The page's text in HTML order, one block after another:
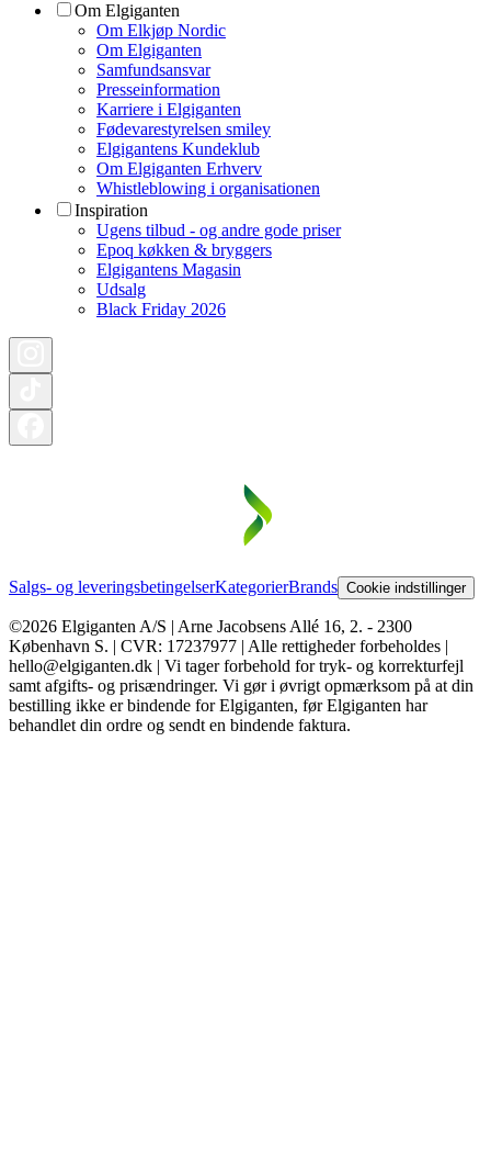
Om Elgiganten
Om Elkjøp Nordic
Om Elgiganten
Samfundsansvar
Presseinformation
Karriere i Elgiganten
Fødevarestyrelsen smiley
Elgigantens Kundeklub
Om Elgiganten Erhverv
Whistleblowing i organisationen
Inspiration
Ugens tilbud - og andre gode priser
Epoq køkken & bryggers
Elgigantens Magasin
Udsalg
Black Friday 2026
Salgs- og leveringsbetingelserKategorierBrands Cookie indstillinger
©2026 Elgiganten A/S | Arne Jacobsens Allé 16, 2. - 2300
København S. | CVR: 17237977 | Alle rettigheder forbeholdes |
hello@elgiganten.dk | Vi tager forbehold for tryk- og korrekturfejl
samt afgifts- og prisændringer. Vi gør i øvrigt opmærksom på at din
bestilling ikke er bindende for Elgiganten, før Elgiganten har
behandlet din ordre og sendt en bindende faktura.